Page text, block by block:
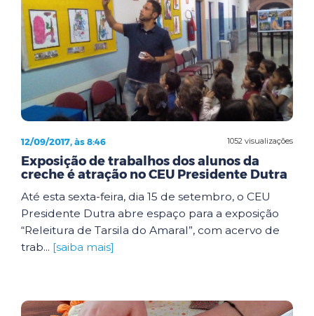
1052 visualizações
12/09/2017, às 8:46
Exposição de trabalhos dos alunos da
creche é atração no CEU Presidente Dutra
Até esta sexta-feira, dia 15 de setembro, o CEU
Presidente Dutra abre espaço para a exposição
“Releitura de Tarsila do Amaral”, com acervo de
trab... [saiba mais]